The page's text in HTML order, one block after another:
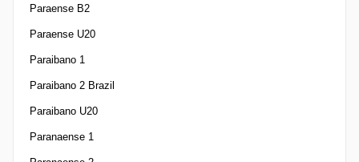
Paraense B2
Paraense U20
Paraibano 1
Paraibano 2 Brazil
Paraibano U20
Paranaense 1